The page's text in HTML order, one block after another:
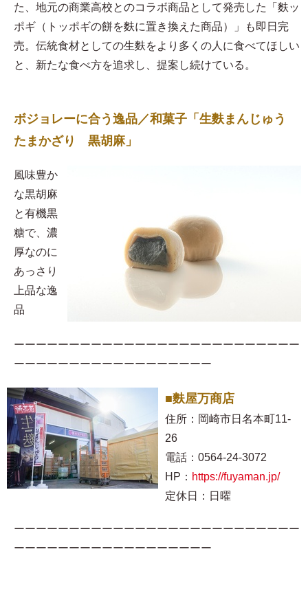
た、地元の商業高校とのコラボ商品として発売した「麩ッ
ポギ（トッポギの餅を麩に置き換えた商品）」も即日完
売。伝統食材としての生麩をより多くの人に食べてほしい
と、新たな食べ方を追求し、提案し続けている。
ボジョレーに合う逸品／和菓子「生麩まんじゅう
たまかざり 黒胡麻」
風味豊か
な黒胡麻
と有機黒
糖で、濃
厚なのに
あっさり
上品な逸
品
ーーーーーーーーーーーーーーーーーーーーーーーーーー
ーーーーーーーーーーーーーーーーーー
■麩屋万商店
住所：岡崎市日名本町11-
26
電話：0564-24-3072
HP： https://fuyaman.jp/
定休日：日曜
ーーーーーーーーーーーーーーーーーーーーーーーーーー
ーーーーーーーーーーーーーーーーーー